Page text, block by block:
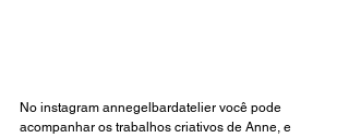
No instagram annegelbardatelier você pode
acompanhar os trabalhos criativos de Anne, e